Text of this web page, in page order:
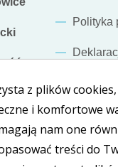
Polityka
Nasze
z plików
i komfortowe
nam one
treści do